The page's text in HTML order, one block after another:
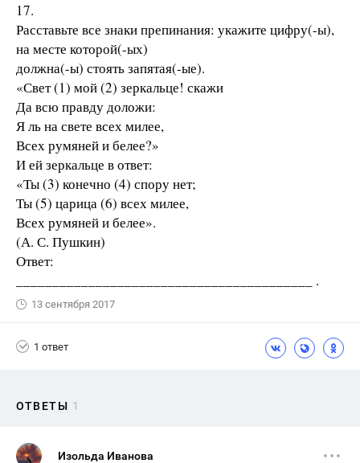
17.
Расставьте все знаки препинания: укажите цифру(-ы),
на месте которой(-ых)
должна(-ы) стоять запятая(-ые).
«Свет (1) мой (2) зеркальце! скажи
Да всю правду доложи:
Я ль на свете всех милее,
Всех румяней и белее?»
И ей зеркальце в ответ:
«Ты (3) конечно (4) спору нет;
Ты (5) царица (6) всех милее,
Всех румяней и белее».
(А. С. Пушкин)
Ответ:
_________________________________________ .
13 сентября 2017
1 ответ
ОТВЕТЫ 1
Изольда Иванова